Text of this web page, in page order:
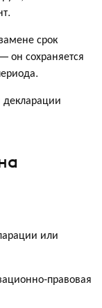
срок
он сохраняется
или